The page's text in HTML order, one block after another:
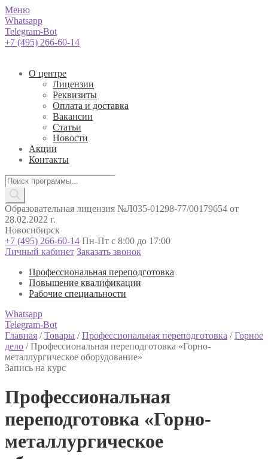
Меню
Whatsapp
Telegram-Bot
+7 (495) 266-60-14
О центре
Лицензии
Реквизиты
Оплата и доставка
Вакансии
Статьи
Новости
Акции
Контакты
Поиск
товаров
Образовательная лицензия №Л035-01298-77/00179654 от
28.02.2022 г.
Новосибирск
+7 (495) 266-60-14 Пн-Пт с 8:00 до 17:00
Личный кабинет Заказать звонок
Профессиональная переподготовка
Повышение квалификации
Рабочие специальности
Whatsapp
Telegram-Bot
Главная /Товары /Профессиональная переподготовка /Горное
дело /Профессиональная переподготовка «Горно-
металлургическое оборудование»
Запись на курс
Профессиональная
переподготовка «Горно-
металлургическое